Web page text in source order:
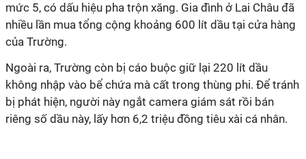
mức 5, có dấu hiệu pha trộn xăng. Gia đình ở Lai Châu đã
nhiều lần mua tổng cộng khoảng 600 lít dầu tại cửa hàng
của Trường.
Ngoài ra, Trường còn bị cáo buộc giữ lại 220 lít dầu
không nhập vào bể chứa mà cất trong thùng phi. Để tránh
bị phát hiện, người này ngắt camera giám sát rồi bán
riêng số dầu này, lấy hơn 6,2 triệu đồng tiêu xài cá nhân.